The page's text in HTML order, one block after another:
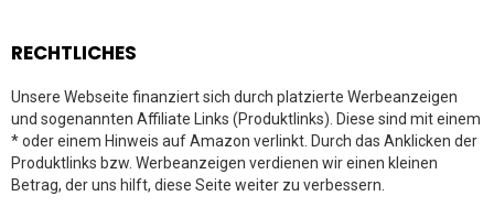
RECHTLICHES
Unsere Webseite finanziert sich durch platzierte Werbeanzeigen
und sogenannten Affiliate Links (Produktlinks). Diese sind mit einem
* oder einem Hinweis auf Amazon verlinkt. Durch das Anklicken der
Produktlinks bzw. Werbeanzeigen verdienen wir einen kleinen
Betrag, der uns hilft, diese Seite weiter zu verbessern.